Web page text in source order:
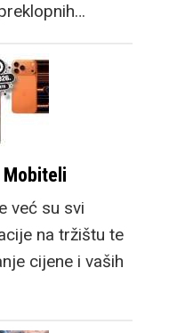
Mobiteli
već su svi
na tržištu te
cijene i vaših